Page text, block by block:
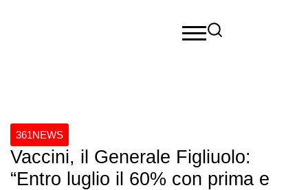
361NEWS
Vaccini, il Generale Figliuolo:
“Entro luglio il 60% con prima e